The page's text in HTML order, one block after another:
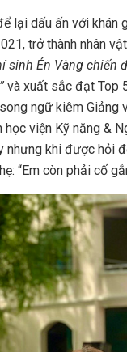
lại dấu ấn với khán
trở thành nhân
sinh Én Vàng chiến
và xuất sắc đạt Top
ngữ kiêm Giảng
học viện Kỹ năng &
nhưng khi được hỏi
“Em còn phải cố